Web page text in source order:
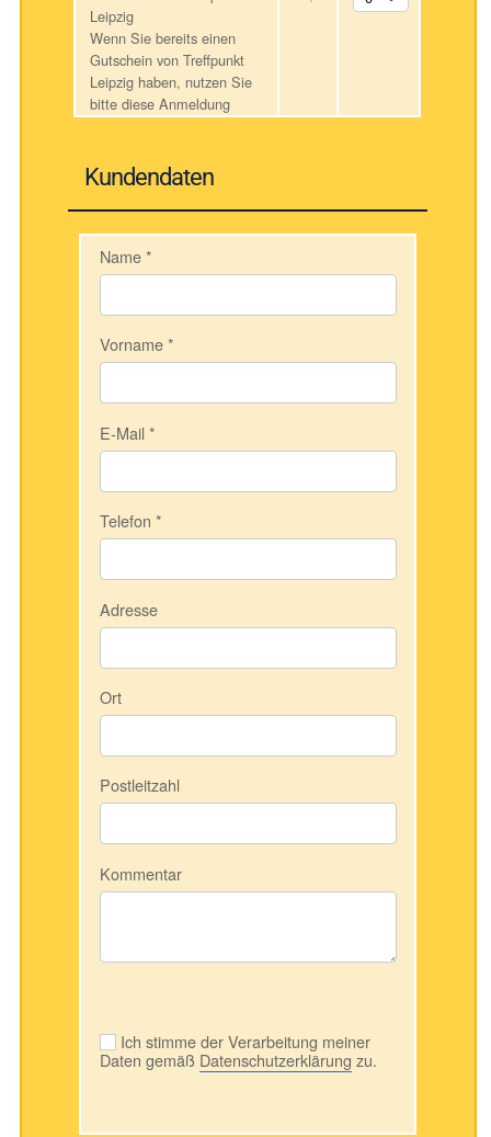
Leipzig
Wenn Sie bereits einen
Gutschein von Treffpunkt
Leipzig haben, nutzen Sie
bitte diese Anmeldung
Kundendaten
Name*
Vorname*
E-Mail*
Telefon *
Adresse
Ort
Postleitzahl
Kommentar
Ich stimme der Verarbeitung meiner
Daten gemäß Datenschutzerklärung zu.